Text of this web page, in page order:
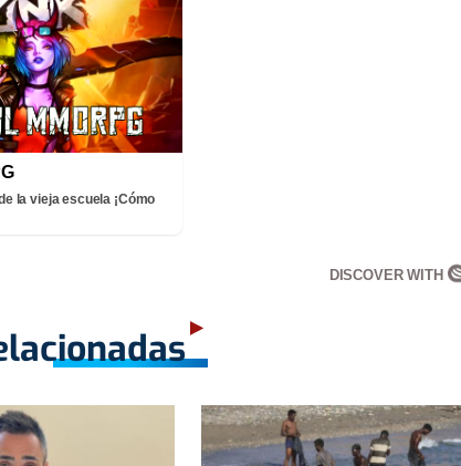
la vieja escuela ¡Cómo
DISCOVER WITH